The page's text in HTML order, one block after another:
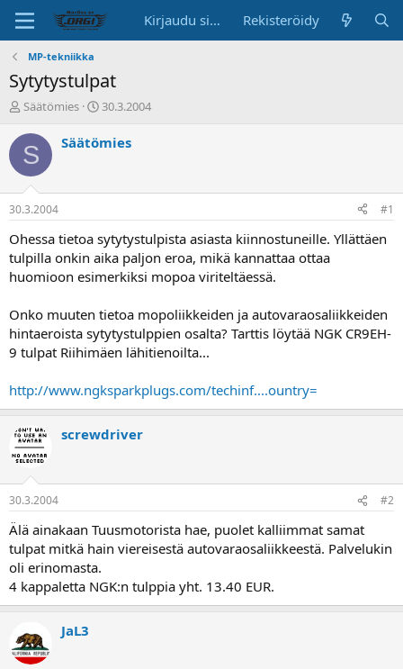
Kirjaudu sisään Rekisteröidy
MP-tekniikka
Sytytystulpat
K
s
k
s
t
e
l
u
n
a
o
i
t
j
a
Säätömies
A
o
p
ä
i
v
ä
30.3.2004
S Säätömies
30.3.2004 #1
Ohessa tietoa sytytystulpista asiasta kiinnostuneille. Yllättäen
tulpilla onkin aika paljon eroa, mikä kannattaa ottaa
huomioon esimerkiksi mopoa viriteltäessä.
Onko muuten tietoa mopoliikkeiden ja autovaraosaliikkeiden
hintaeroista sytytystulppien osalta? Tarttis löytää NGK CR9EH-
9 tulpat Riihimäen lähitienoilta...
http://www.ngksparkplugs.com/techinf....ountry=
screwdriver
30.3.2004 #2
Älä ainakaan Tuusmotorista hae, puolet kalliimmat samat
tulpat mitkä hain viereisestä autovaraosaliikkeestä. Palvelukin
oli erinomasta.
4 kappaletta NGK:n tulppia yht. 13.40 EUR.
JaL3